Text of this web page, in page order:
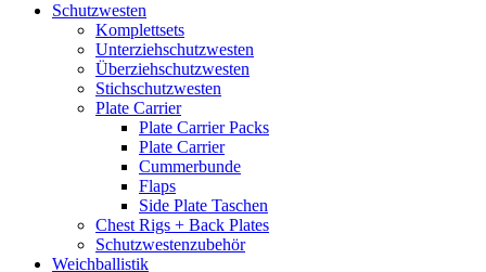
Schutzwesten
Komplettsets
Unterziehschutzwesten
Überziehschutzwesten
Stichschutzwesten
Plate Carrier
Plate Carrier Packs
Plate Carrier
Cummerbunde
Flaps
Side Plate Taschen
Chest Rigs + Back Plates
Schutzwestenzubehör
Weichballistik